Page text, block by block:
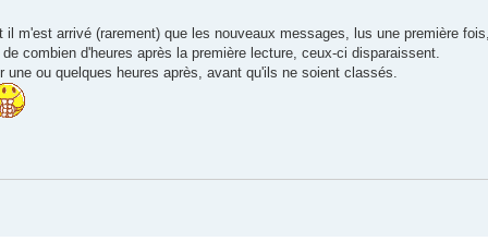
m'est arrivé (rarement) que les nouveaux messages, lus une première
combien d'heures après la première lecture, ceux-ci disparaissent.
ou quelques heures après, avant qu'ils ne soient classés.